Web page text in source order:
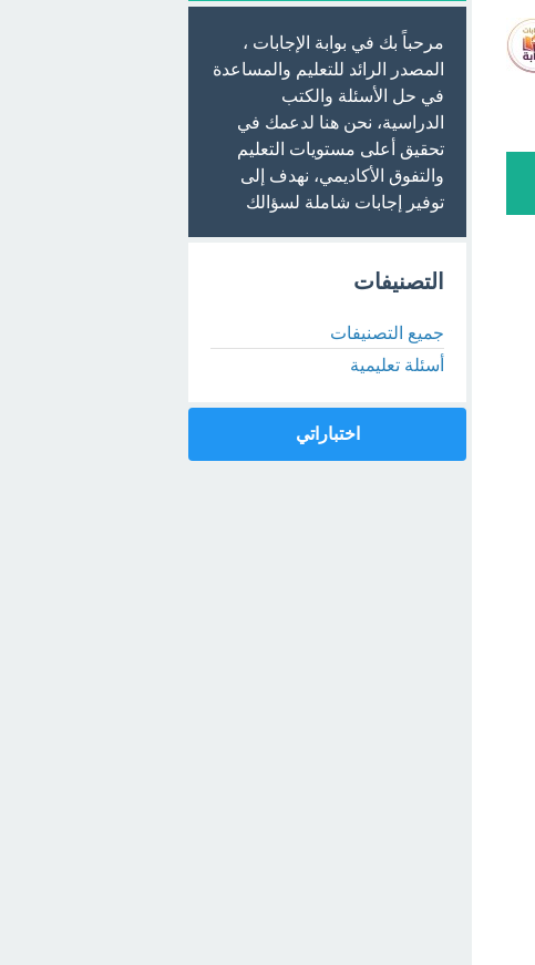
مرحباً بك في بوابة الإجابات ،
المصدر الرائد للتعليم والمساعدة
في حل الأسئلة والكتب
الدراسية، نحن هنا لدعمك في
تحقيق أعلى مستويات التعليم
والتفوق الأكاديمي، نهدف إلى
توفير إجابات شاملة لسؤالك
التصنيفات
جميع التصنيفات
أسئلة تعليمية
اختباراتي